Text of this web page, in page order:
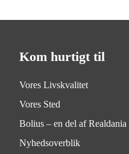
Kom hurtigt til
Vores Livskvalitet
Vores Sted
Bolius – en del af Realdania
Nyhedsoverblik